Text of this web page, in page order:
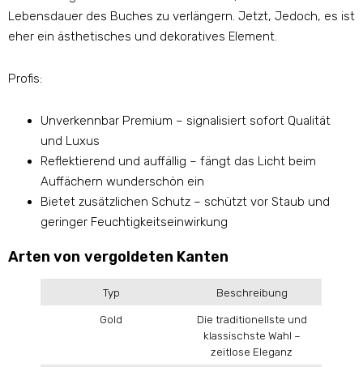
Lebensdauer des Buches zu verlängern. Jetzt, Jedoch, es ist
eher ein ästhetisches und dekoratives Element.
Profis:
Unverkennbar Premium – signalisiert sofort Qualität
und Luxus
Reflektierend und auffällig – fängt das Licht beim
Auffächern wunderschön ein
Bietet zusätzlichen Schutz – schützt vor Staub und
geringer Feuchtigkeitseinwirkung
Arten von vergoldeten Kanten
Typ Beschreibung
Gold
Die traditionellste und
klassischste Wahl –
zeitlose Eleganz